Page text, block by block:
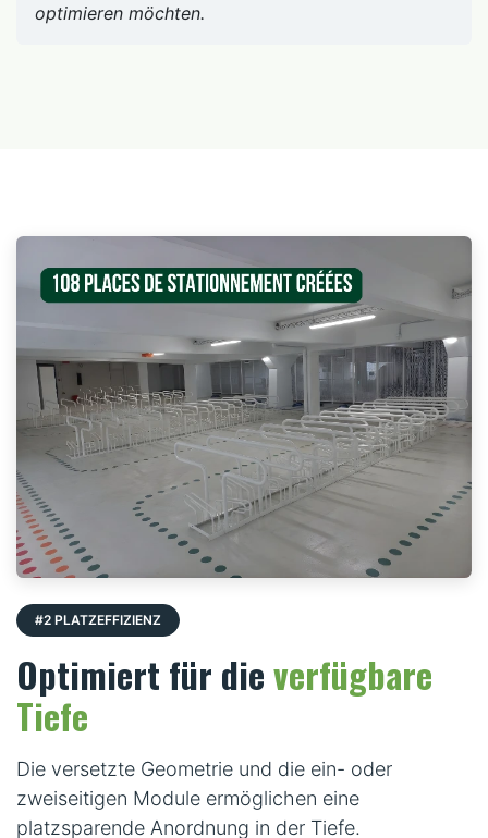
optimieren möchten.
#2 PLATZEFFIZIENZ
Optimiert für dieverfügbare
Tiefe
Die versetzte Geometrie und die ein- oder
zweiseitigen Module ermöglichen eine
platzsparende Anordnung in der Tiefe.